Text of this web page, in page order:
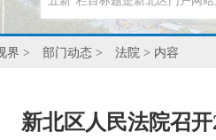
界 > 部门动态 > 法院 > 内容
新北区人民法院召